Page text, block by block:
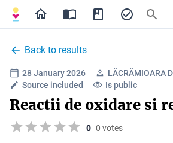
Back to results
28 January 2026
LĂCRĂMIOARA
Source included
Is public
Reactii de oxidare si
0 0 votes